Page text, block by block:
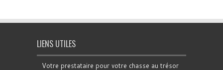
LIENS UTILES
Votre prestataire pour votre chasse au trésor